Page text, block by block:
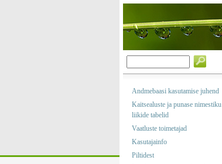
Andmebaasi kasutamise juhend
Kaitsealuste ja punase nimestiku
liikide tabelid
Vaatluste toimetajad
Kasutajainfo
Piltidest